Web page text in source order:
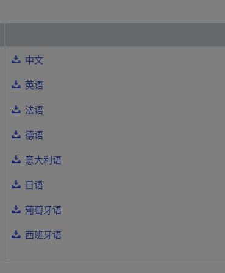
中文
英语
法语
德语
意大利语
日语
葡萄牙语
西班牙语